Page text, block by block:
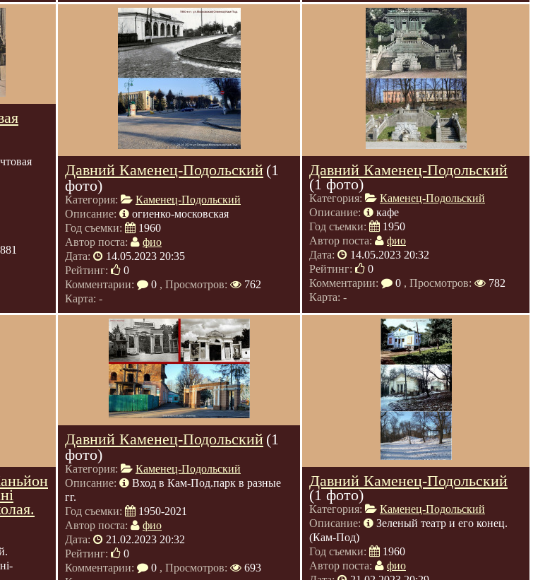
881
Давний Каменец-Подольский (1
фото)
Категория:
Каменец-Подольский
Описание:
огиенко-московская
Год съемки:
1960
Автор поста:
фио
Дата:
14.05.2023 20:35
Рейтинг:
0
Комментарии:
0 , Просмотров:
762
Карта: -
Давний Каменец-Подольский
(1 фото)
Категория:
Каменец-Подольский
Описание:
кафе
Год съемки:
1950
Автор поста:
фио
Дата:
14.05.2023 20:32
Рейтинг:
0
Комментарии:
0 , Просмотров:
782
Карта: -
Давний Каменец-Подольский (1
фото)
Категория:
Каменец-Подольский
Описание:
Вход в Кам-Под.парк в разные
гг.
Год съемки:
1950-2021
Автор поста:
фио
Дата:
21.02.2023 20:32
Рейтинг:
0
Комментарии:
0 , Просмотров:
693
Давний Каменец-Подольский
(1 фото)
Категория:
Каменец-Подольский
Описание:
Зеленый театр и его конец.
(Кам-Под)
Год съемки:
1960
Автор поста:
фио